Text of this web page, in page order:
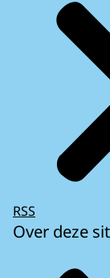
RSS
Over deze